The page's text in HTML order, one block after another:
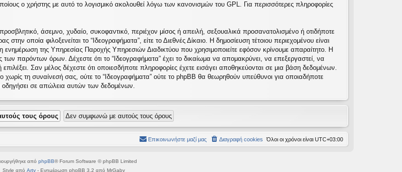
ο χρήστης με αυτό το λογισμικό ακολουθεί λόγω των κανονισμών του GPL. Για περισσότερες πληροφορίες
άσεμνο, χυδαίο, συκοφαντικό, περιέχον μίσος ή απειλή, σεξουαλικά προσανατολισμένο ή οτιδήποτε
οποία φιλοξενείται το “Ιδεογραφήματα”, είτε το Διεθνές Δίκαιο. Η δημοσίευση τέτοιου περιεχομένου είναι
της Υπηρεσίας Παροχής Υπηρεσιών Διαδικτύου που χρησιμοποιείτε εφόσον κρίνουμε απαραίτητο. Η
παρόντων όρων. Δέχεστε ότι το “Ιδεογραφήματα” έχει το δικαίωμα να απομακρύνει, να επεξεργαστεί, να
Σαν μέλος δέχεστε ότι οποιεσδήποτε πληροφορίες έχετε εισάγει αποθηκεύονται σε μια βάση δεδομένων.
τη συναίνεσή σας, ούτε το “Ιδεογραφήματα” ούτε το phpBB θα θεωρηθούν υπεύθυνοι για οποιαδήποτε
οδηγήσει σε απώλεια αυτών των δεδομένων.
Όλοι οι χρόνοι είναι UTC+03:00
Διαγραφή cookies
Επικοινωνήστε μαζί μας
από phpBB® Forum Software © phpBB Limited
Style από Arty- Ενημέρωση phpBB 3.2 από MrGaby